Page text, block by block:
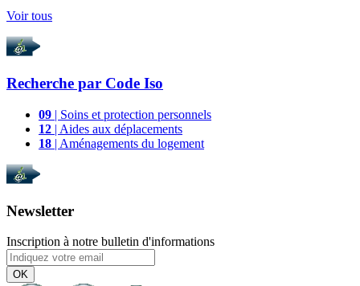
Voir tous
Recherche par Code Iso
09 | Soins et protection personnels
12 | Aides aux déplacements
18 | Aménagements du logement
Newsletter
Inscription à notre bulletin d'informations
OK